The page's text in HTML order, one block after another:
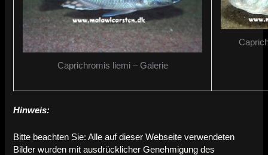
Caprichromis liemi – Galerie
Hinweis:
Bitte beachten Sie: Alle auf dieser Webseite verwendeten
Bilder wurden mit ausdrücklicher Genehmigung des